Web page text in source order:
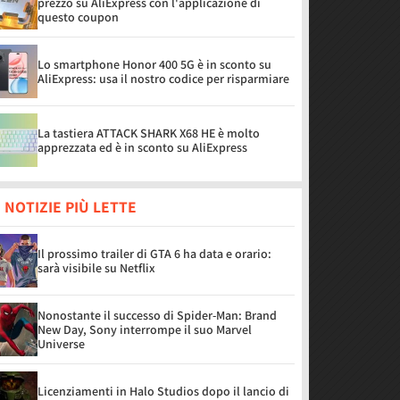
questo coupon
Lo smartphone Honor 400 5G è in sconto su
AliExpress: usa il nostro codice per risparmiare
La tastiera ATTACK SHARK X68 HE è molto
apprezzata ed è in sconto su AliExpress
NOTIZIE PIÙ LETTE
Il prossimo trailer di GTA 6 ha data e orario:
sarà visibile su Netflix
Nonostante il successo di Spider-Man: Brand
New Day, Sony interrompe il suo Marvel
Universe
Licenziamenti in Halo Studios dopo il lancio di